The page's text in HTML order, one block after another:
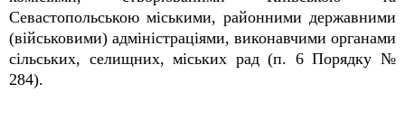
Севастопольською міськими, районними державними
(військовими) адміністраціями, виконавчими органами
сільських, селищних, міських рад (п. 6 Порядку №
284).